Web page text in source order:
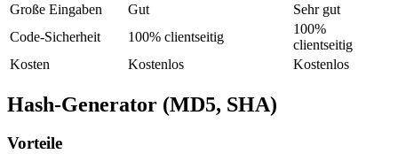
Große Eingaben
Gut
Sehr gut
Code-Sicherheit
100% clientseitig
100%
clientseitig
Kosten
Kostenlos Kostenlos
Hash-Generator (MD5, SHA)
Vorteile